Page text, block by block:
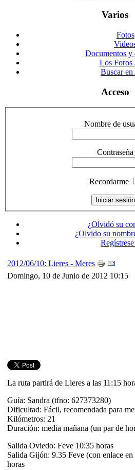
Varios
Fotos
Documentos y
Los Foros
Buscar
Acceso
Nombre de
Contraseña
Recordarme
¿Olvidó su
¿Olvido su
2012/06/10: Lieres - Meres
Domingo, 10 de Junio de 2012 10:15
La ruta partirá de Lieres a las 11:15
Guía: Sandra (tfno: 627373280)
Dificultad: Fácil, recomendada para
Kilómetros: 21
Duración: media mañana (un par de
Salida Oviedo: Feve 10:35 horas
Salida Gijón: 9.35 Feve (con enlace
horas